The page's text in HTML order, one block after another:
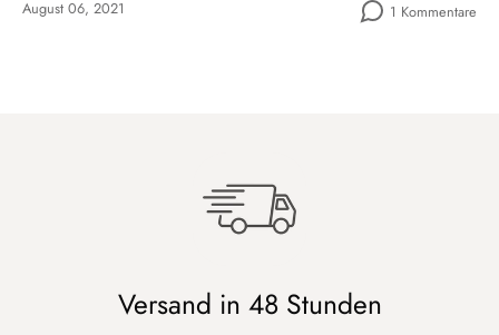
August 06, 2021 1 Kommentare
Versand in 48 Stunden